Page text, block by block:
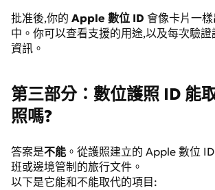
批准後,你的 Apple 數位 ID 會像卡片一
中。你可以查看支援的用途,以及每次驗
資訊。
第三部分：數位護照 ID 能
照嗎?
答案是不能 。從護照建立的 Apple 數位 ID
班或邊境管制的旅行文件。
以下是它能和不能取代的項目: